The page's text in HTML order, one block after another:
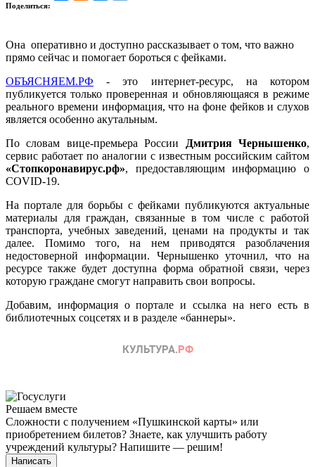
Поделиться:
Она оперативно и доступно рассказывает о том, что важно
прямо сейчас и помогает бороться с фейками.
ОБЪЯСНЯЕМ.РФ - это интернет-ресурс, на котором
публикуется только проверенная и обновляющаяся в режиме
реального времени информация, что на фоне фейков и слухов
является особенно акутальным.
По словам вице-премьера России
Дмитрия Чернышенко,
сервис работает по аналогии с известным российским сайтом
«Стопкоронавирус.рф», предоставляющим информацию о
COVID-19.
На портале для борьбы с фейками публикуются актуальные
материалы для граждан, связанные в том числе с работой
транспорта, учебных заведений, ценами на продукты и так
далее. Помимо того, на нем приводятся разоблачения
недостоверной информации. Чернышенко уточнил, что на
ресурсе также будет доступна форма обратной связи, через
которую граждане смогут направить свои вопросы.
Добавим, информация о портале и ссылка на него есть в
библиотечных соцсетях и в разделе «баннеры».
Решаем вместе
Сложности с получением «Пушкинской карты» или
приобретением билетов? Знаете, как улучшить работу
учреждений культуры? Напишите — решим!
Написать